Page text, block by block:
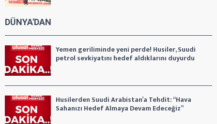
DÜNYA'DAN
Yemen geriliminde yeni perde! Husiler, Suudi
petrol sevkiyatını hedef aldıklarını duyurdu
Husilerden Suudi Arabistan’a Tehdit: “Hava
Sahanızı Hedef Almaya Devam Edeceğiz”